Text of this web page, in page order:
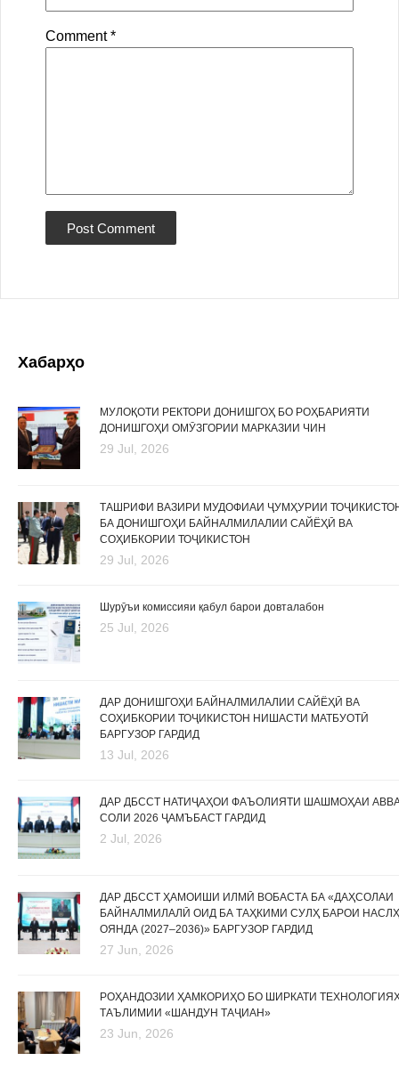
Comment*
Хабарҳо
МУЛОҚОТИ РЕКТОРИ ДОНИШГОҲ БО РОҲБАРИЯТИ
ДОНИШГОҲИ ОМӮЗГОРИИ МАРКАЗИИ ЧИН
29 Jul, 2026
ТАШРИФИ ВАЗИРИ МУДОФИАИ ҶУМҲУРИИ
БА ДОНИШГОҲИ БАЙНАЛМИЛАЛИИ САЙЁҲӢ ВА
СОҲИБКОРИИ ТОҶИКИСТОН
29 Jul, 2026
Шурӯъи комиссияи қабул барои довталабон
25 Jul, 2026
ДАР ДОНИШГОҲИ БАЙНАЛМИЛАЛИИ САЙЁҲӢ ВА
СОҲИБКОРИИ ТОҶИКИСТОН НИШАСТИ МАТБУОТӢ
БАРГУЗОР ГАРДИД
13 Jul, 2026
ДАР ДБССТ НАТИҶАҲОИ ФАЪОЛИЯТИ ШАШМОҲАИ
СОЛИ 2026 ҶАМЪБАСТ ГАРДИД
2 Jul, 2026
ДАР ДБССТ ҲАМОИШИ ИЛМӢ ВОБАСТА БА «ДАҲСОЛАИ
БАЙНАЛМИЛАЛӢ ОИД БА ТАҲКИМИ СУЛҲ БАРОИ
ОЯНДА (2027–2036)» БАРГУЗОР ГАРДИД
27 Jun, 2026
РОҲАНДОЗИИ ҲАМКОРИҲО БО ШИРКАТИ
ТАЪЛИМИИ «ШАНДУН ТАҶИАН»
23 Jun, 2026